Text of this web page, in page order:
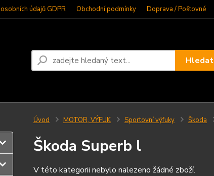
údajů GDPR Obchodní podmínky Doprava / Poštovné
Hledat
Úvod MOTOR, VÝFUK Sportovní výfuky Škoda
Škoda Superb l
V této kategorii nebylo nalezeno žádné zboží.